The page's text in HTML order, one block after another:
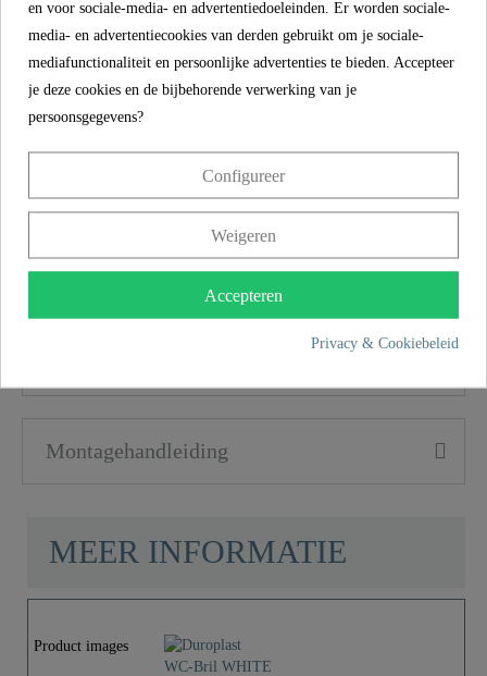
Gewicht 1,9 Kg
Breedte 37,4 Cm
Winkelen vanuit Duitsland
Met een wettelijke conformiteit van 2 jaar op al onze
kwaliteit, maar ook bescherming op lange termijn. We
ondersteunen dit met een bindende belofte - omdat
tevredenheid en vertrouwen tellen bij elke aankoop.
Productkenmerken
Montagehandleiding
MEER INFORMATIE
Product images
en voor sociale-media- en advertentiedoeleinden. Er worden sociale-
media- en advertentiecookies van derden gebruikt om je sociale-
mediafunctionaliteit en persoonlijke advertenties te bieden. Accepteer
je deze cookies en de bijbehorende verwerking van je
persoonsgegevens?
Configureer
Weigeren
Accepteren
Privacy & Cookiebeleid